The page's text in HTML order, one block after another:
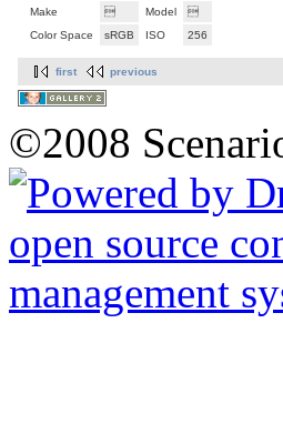
Make
 Model

Color Space
sRGB ISO 256
first previous
©2008